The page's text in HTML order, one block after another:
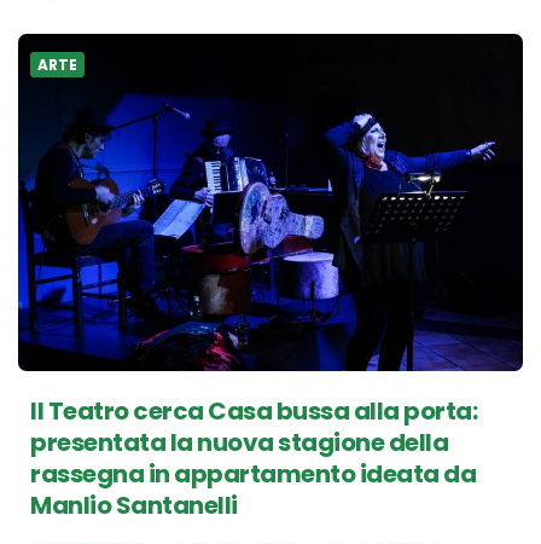
ARTE
Il Teatro cerca Casa bussa alla porta:
presentata la nuova stagione della
rassegna in appartamento ideata da
Manlio Santanelli